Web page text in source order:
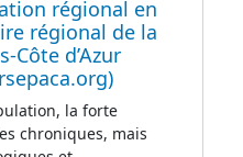
régional en
régional de la
Côte d’Azur
la forte
chroniques, mais